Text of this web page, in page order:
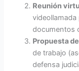
Reunión
documentos
Propuesta
de trabajo
defensa